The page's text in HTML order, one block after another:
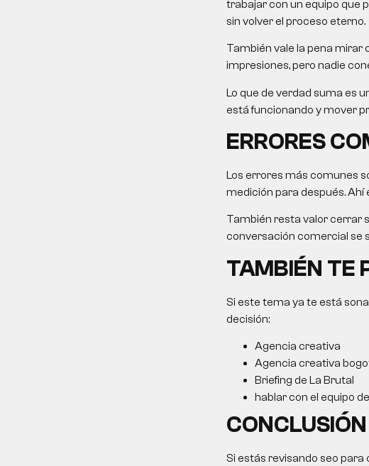
trabajar con un equipo que
sin volver el proceso eterno.
También vale la pena mirar
impresiones, pero nadie
Lo que de verdad suma es
está funcionando y mover
ERRORES
Los errores más comunes
medición para después. Ahí
También resta valor cerrar
conversación comercial se
TAMBIÉN TE
Si este tema ya te está
decisión:
Agencia creativa
Agencia creativa
Briefing de La Brutal
hablar con el equipo
CONCLUSIÓN
Si estás revisando seo